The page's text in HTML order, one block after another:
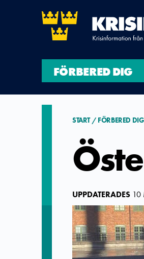
FÖRBERED DIG
START FÖRBERED DIG
UPPDATERADES 10